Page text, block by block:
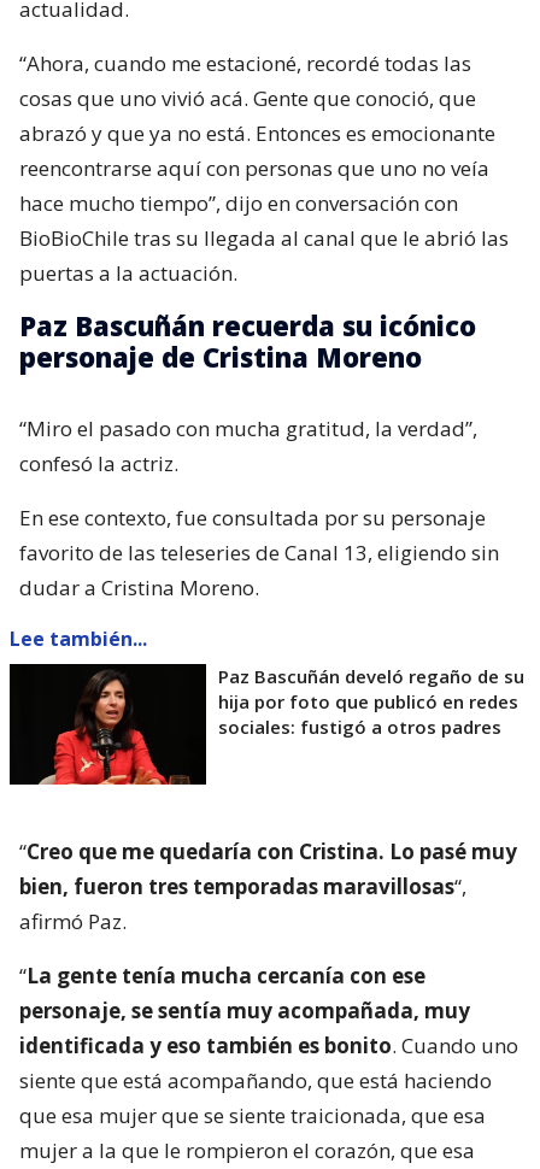
actualidad.
“Ahora, cuando me estacioné, recordé todas las
cosas que uno vivió acá. Gente que conoció, que
abrazó y que ya no está. Entonces es emocionante
reencontrarse aquí con personas que uno no veía
hace mucho tiempo”, dijo en conversación con
BioBioChile tras su llegada al canal que le abrió las
puertas a la actuación.
Paz Bascuñán recuerda su icónico
personaje de Cristina Moreno
“Miro el pasado con mucha gratitud, la verdad”,
confesó la actriz.
En ese contexto, fue consultada por su personaje
favorito de las teleseries de Canal 13, eligiendo sin
dudar a Cristina Moreno.
Lee también...
Paz Bascuñán develó regaño de su
hija por foto que publicó en redes
sociales: fustigó a otros padres
“Creo que me quedaría con Cristina. Lo pasé muy
bien, fueron tres temporadas maravillosas“,
afirmó Paz.
“La gente tenía mucha cercanía con ese
personaje, se sentía muy acompañada, muy
identificada y eso también es bonito. Cuando uno
siente que está acompañando, que está haciendo
que esa mujer que se siente traicionada, que esa
mujer a la que le rompieron el corazón, que esa